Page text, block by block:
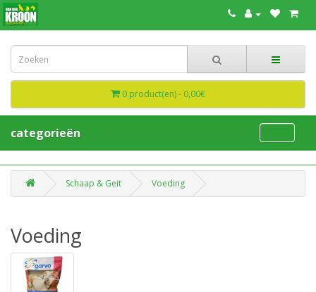
0 product(en) - 0,00€
categorieën
Schaap & Geit Voeding
Voeding